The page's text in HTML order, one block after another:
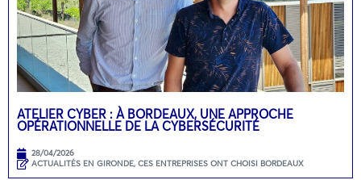
ATELIER CYBER : À BORDEAUX, UNE APPROCHE
OPÉRATIONNELLE DE LA CYBERSÉCURITÉ
28/04/2026
ACTUALITÉS EN GIRONDE, CES ENTREPRISES ONT CHOISI BORDEAUX